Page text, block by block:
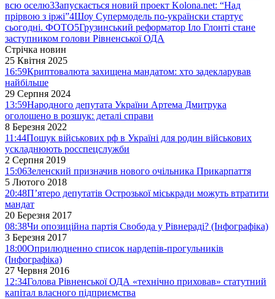
всю оселю3Запускається новий проект Kolona.net: “Над
прірвою з іржі”4Шоу Супермодель по-українски стартує
сьогодні. ФОТО5Грузинський реформатор Іло Глонті стане
заступником голови Рівненської ОДА
Стрічка новин
25 Квітня 2025
16:59Криптовалюта захищена мандатом: хто задекларував
найбільше
29 Серпня 2024
13:59Народного депутата України Артема Дмитрука
оголошено в розшук: деталі справи
8 Березня 2022
11:44Пошук військових рф в Україні для родин військових
ускладнюють росспецслужби
2 Серпня 2019
15:06Зеленский призначив нового очільника Прикарпаття
5 Лютого 2018
20:48П’ятеро депутатів Острозької міськради можуть втратити
мандат
20 Березня 2017
08:38Чи опозиційна партія Свобода у Рівнераді? (Інфографіка)
3 Березня 2017
18:00Оприлюдненно список нардепів-прогульників
(Інфографіка)
27 Червня 2016
12:34Голова Рівненської ОДА «технічно приховав» статутний
капітал власного підприємства